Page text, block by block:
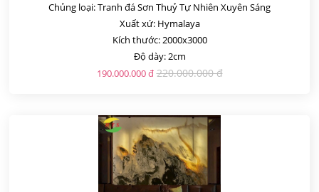
Chủng loại: Tranh đá Sơn Thuỷ Tự Nhiên Xuyên Sáng
Xuất xứ: Hymalaya
Kích thước: 2000x3000
Độ dày: 2cm
190.000.000 đ 220.000.000 đ